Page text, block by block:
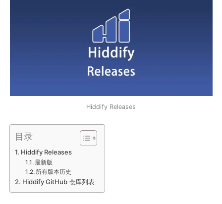
Hiddify Releases
目录
Hiddify Releases
最新版
所有版本历史
Hiddify GitHub 仓库列表